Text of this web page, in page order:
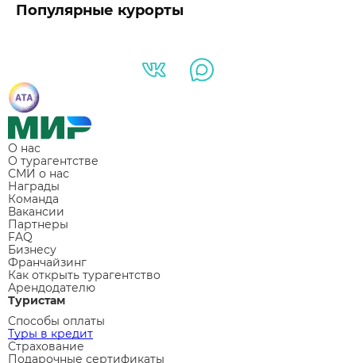
Популярные курорты
О нас
О турагентстве
СМИ о нас
Награды
Команда
Вакансии
Партнеры
FAQ
Бизнесу
Франчайзинг
Как открыть турагентство
Арендодателю
Туристам
Способы оплаты
Туры в кредит
Страхование
Подарочные сертификаты